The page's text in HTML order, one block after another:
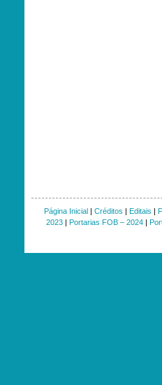
Página Inicial| Créditos | Editais |
2023| Portarias FOB – 2024|